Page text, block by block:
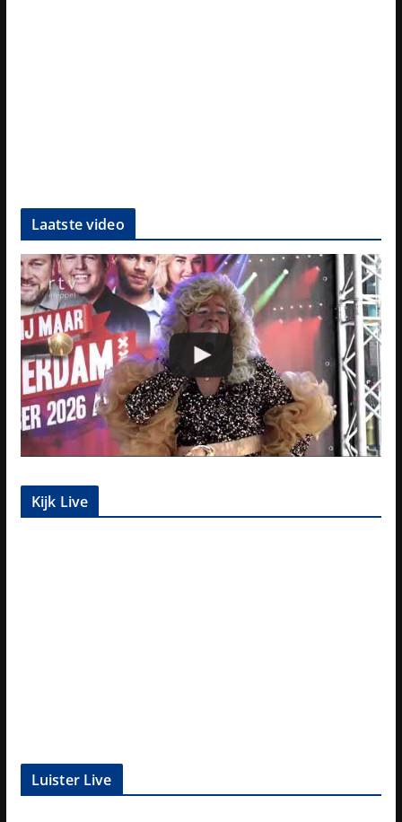
Laatste video
Kijk Live
Luister Live